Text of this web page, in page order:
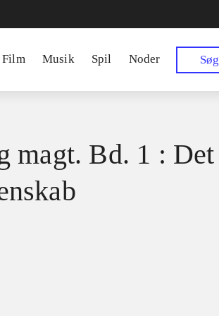
Film Musik Spil Noder Søg
magt. Bd. 1 : Det